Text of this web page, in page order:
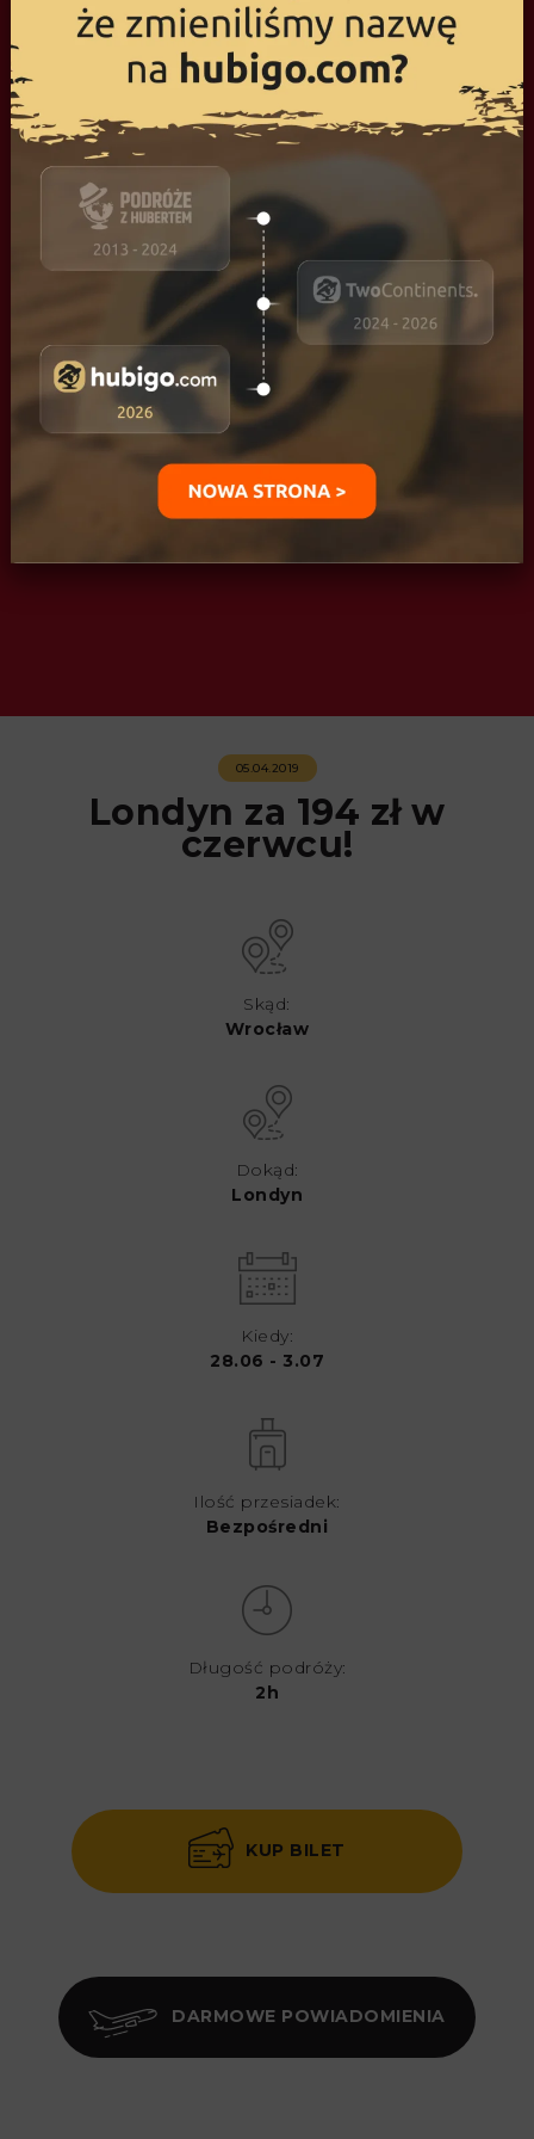
05.04.2019
Londyn za 194 zł w
czerwcu!
Skąd:
Wrocław
Dokąd:
Londyn
Kiedy:
28.06 - 3.07
Ilość przesiadek:
Bezpośredni
Długość podróży:
2h
KUP BILET
DARMOWE POWIADOMIENIA